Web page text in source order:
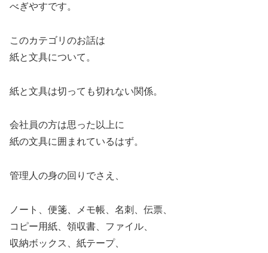
べぎやすです。
このカテゴリのお話は
紙と文具について。
紙と文具は切っても切れない関係。
会社員の方は思った以上に
紙の文具に囲まれているはず。
管理人の身の回りでさえ、
ノート、便箋、メモ帳、名刺、伝票、
コピー用紙、領収書、ファイル、
収納ボックス、紙テープ、